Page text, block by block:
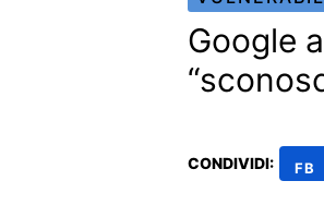
Google
CONDIVIDI: FB